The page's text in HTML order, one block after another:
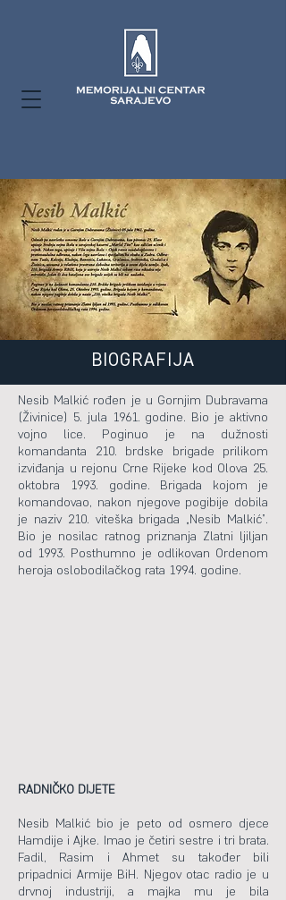
BIOGRAFIJA
Nesib Malkić rođen je u Gornjim Dubravama
(Živinice) 5. jula 1961. godine. Bio je aktivno
vojno lice. Poginuo je na dužnosti
komandanta 210. brdske brigade prilikom
izviđanja u rejonu Crne Rijeke kod Olova 25.
oktobra 1993. godine. Brigada kojom je
komandovao, nakon njegove pogibije dobila
je naziv 210. viteška brigada „Nesib Malkić”.
Bio je nosilac ratnog priznanja Zlatni ljiljan
od 1993. Posthumno je odlikovan Ordenom
heroja oslobodilačkog rata 1994. godine.
RADNIČKO DIJETE
Nesib Malkić bio je peto od osmero djece
Hamdije i Ajke. Imao je četiri sestre i tri brata.
Fadil, Rasim i Ahmet su također bili
pripadnici Armije BiH. Njegov otac radio je u
drvnoj industriji, a majka mu je bila